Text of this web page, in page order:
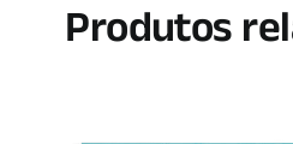
Produtos